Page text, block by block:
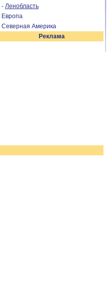
- Ленобласть
Европа
Северная Америка
Реклама